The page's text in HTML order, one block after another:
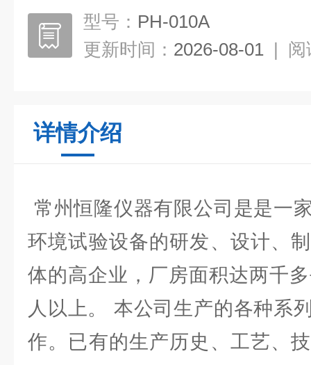
型号： PH-010A
更新时间： 2026-08-01 | 阅
详情介绍
常州恒隆仪器有限公司是是一
环境试验设备的研发、设计、
体的高企业，厂房面积达两千
人以上。 本公司生产的各种系
作。已有的生产历史、工艺、